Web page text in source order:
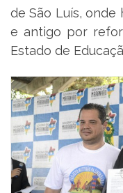
de São Luís, onde
e antigo por
Estado de